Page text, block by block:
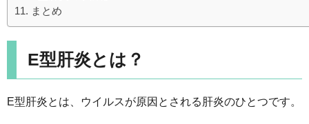
まとめ
E型肝炎とは？
E型肝炎とは、ウイルスが原因とされる肝炎のひとつです。